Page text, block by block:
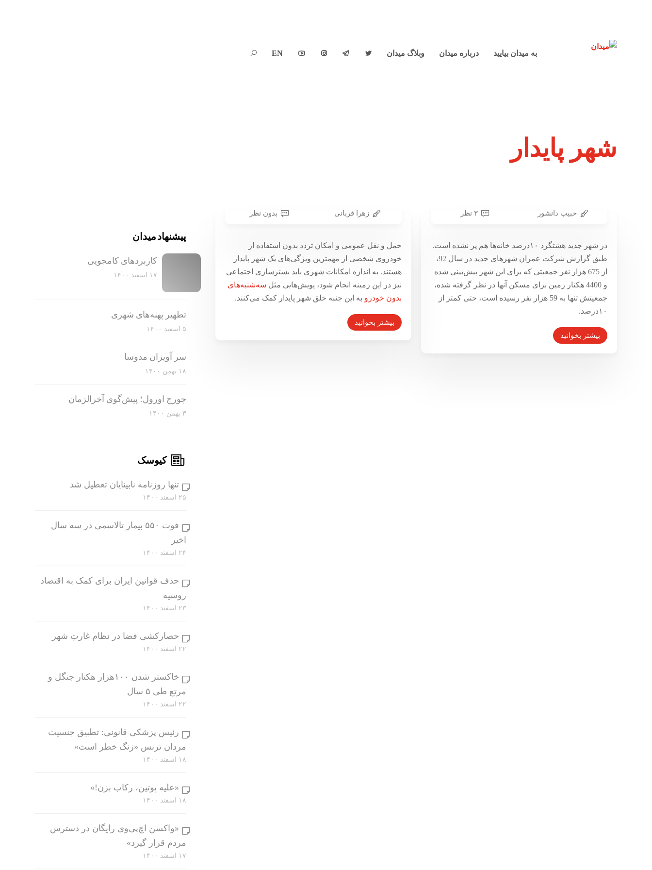
به میدان بیایید درباره میدان وبلاگ میدان 



EN

شهر پایدار
خانه‌ای که برایمان خواسته شد
۱۵ تیر ۱۳۹۶
حبیب دانشور ۳ نظر
در شهر جدید هشتگرد ۱۰درصد خانه‌ها هم پر نشده است.
طبق گزارش شرکت عمران شهرهای جدید در سال 92،
از 675 هزار نفر جمعیتی که برای این شهر پیش‌بینی شده
و 4400 هکتار زمین برای مسکن آنها در نظر گرفته شده،
جمعیتش تنها به 59 هزار نفر رسیده است، حتی کمتر از
۱۰درصد.
بیشتر بخوانید
امن
زهرا قربانی بدون نظر
حمل و نقل عمومی و امکان تردد بدون استفاده از
خودروی شخصی از مهمترین ویژگی‌های یک شهر پایدار
هستند. به اندازه امکانات شهری باید بسترسازی اجتماعی
نیز در این زمینه انجام شود، پویش‌هایی مثل سه‌شنبه‌های
بدون خودرو به این جنبه خلق شهر پایدار کمک می‌کنند.
بیشتر بخوانید
پیشنهاد میدان
کاربرد‌های کامجویی
۱۷ اسفند ۱۴۰۰
تطهیر پهنه‌های شهری
۵ اسفند ۱۴۰۰
سر آویزان مدوسا
۱۸ بهمن ۱۴۰۰
جورج اورول؛ پیش‌گوی آخرالزمان
۳ بهمن ۱۴۰۰
کیوسک
تنها روزنامه نابینایان تعطیل شد
۲۵ اسفند ۱۴۰۰
فوت ۵۵۰ بیمار تالاسمی در سه سال
اخیر
۲۴ اسفند ۱۴۰۰
حذف قوانین ایران برای کمک به اقتصاد
روسیه
۲۳ اسفند ۱۴۰۰
حصارکشی فضا در نظام غارتِ شهر
۲۲ اسفند ۱۴۰۰
خاکستر شدن ۱۰۰هزار هکتار جنگل و
مرتع طی ۵ سال
۲۲ اسفند ۱۴۰۰
رئیس پزشکی قانونی: تطبیق جنسیت
مردان ترنس «زنگ خطر است»
۱۸ اسفند ۱۴۰۰
«علیه پوتین، رکاب بزن!»
۱۸ اسفند ۱۴۰۰
«واکسن اچ‌پی‌وی رایگان در دسترس
مردم قرار گیرد»
۱۷ اسفند ۱۴۰۰